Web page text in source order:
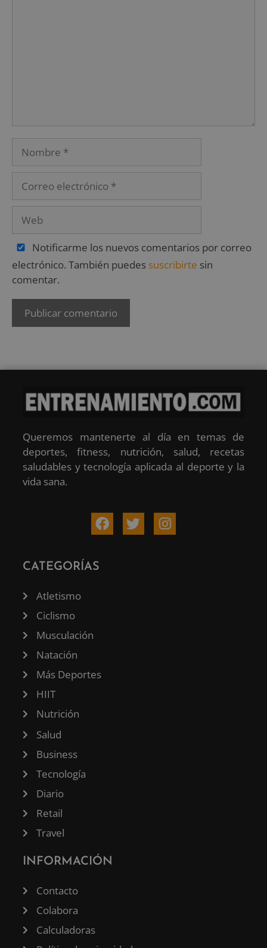
Notificarme los nuevos comentarios por correo
electrónico. También puedes suscribirte sin
comentar.
Queremos mantenerte al día en temas de
deportes, fitness, nutrición, salud, recetas
saludables y tecnología aplicada al deporte y la
vida sana.
CATEGORÍAS
Atletismo
Ciclismo
Musculación
Natación
Más Deportes
HIIT
Nutrición
Salud
Business
Tecnología
Diario
Retail
Travel
INFORMACIÓN
Contacto
Colabora
Calculadoras